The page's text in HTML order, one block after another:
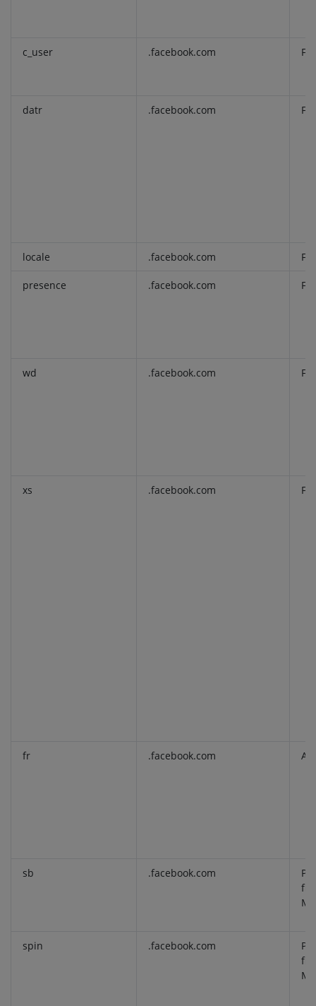
c_user .facebook.com
datr .facebook.com
locale .facebook.com
presence .facebook.com
wd .facebook.com
xs .facebook.com
fr .facebook.com
sb .facebook.com
spin .facebook.com